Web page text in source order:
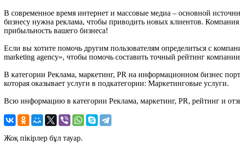
В современное время интернет и массовые медиа – основной
бизнесу нужна реклама, чтобы приводить новых клиентов.
прибыльность вашего бизнеса!
Если вы хотите помочь другим пользователям определиться с
marketing agency», чтобы помочь составить точный рейтинг
В категории Реклама, маркетинг, PR на информационном бизнес
которая оказывает услуги в подкатегории: Маркетинговые услуги.
Всю информацию в категории Реклама, маркетинг, PR, рейтинг и
Жоқ пікірлер бұл тауар.